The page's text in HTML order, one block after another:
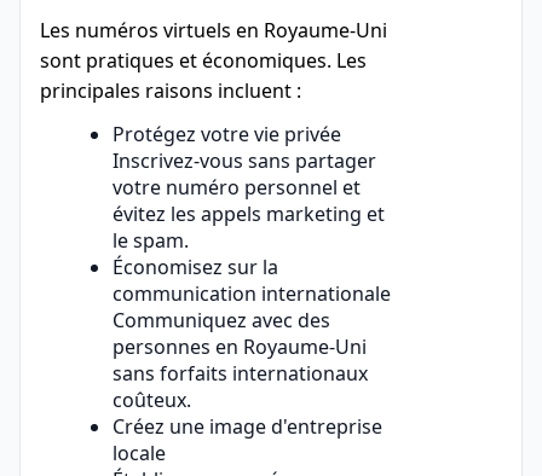
Les numéros virtuels en Royaume-Uni
sont pratiques et économiques. Les
principales raisons incluent :
Protégez votre vie privée
Inscrivez-vous sans partager
votre numéro personnel et
évitez les appels marketing et
le spam.
Économisez sur la
communication internationale
Communiquez avec des
personnes en Royaume-Uni
sans forfaits internationaux
coûteux.
Créez une image d'entreprise
locale